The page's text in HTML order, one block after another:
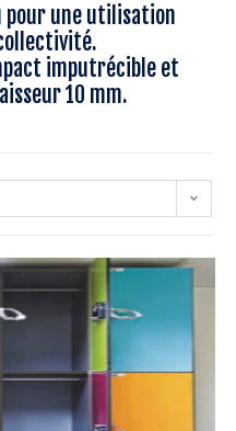
pour une utilisation
imputrécible et
10 mm.